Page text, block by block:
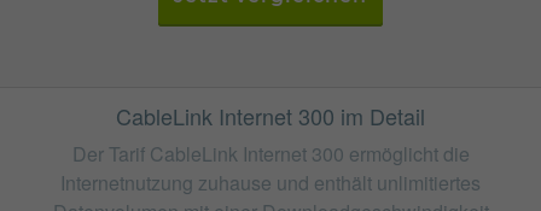
CableLink Internet 300 im Detail
Der Tarif CableLink Internet 300 ermöglicht die
Internetnutzung zuhause und enthält unlimitiertes